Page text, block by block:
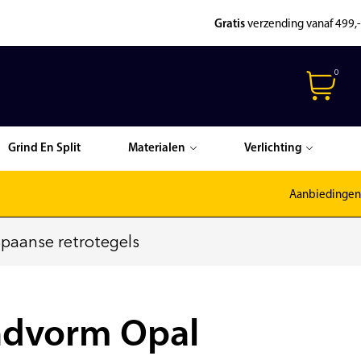
Gratis verzending vanaf 499,-
0
Grind En Split Materialen Verlichting
Aanbiedingen
retrotegels
Opal